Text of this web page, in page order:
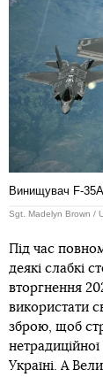
Винищувач F-35A
Sgt. Madelyn Brown /
Під час
деякі слабкі
вторгнення
використати
зброю, щоб
Україні. А